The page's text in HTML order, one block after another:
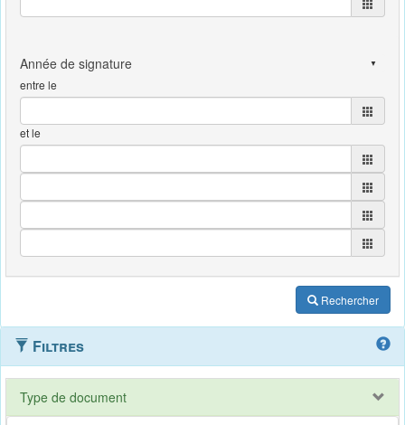
entre le
et le
Rechercher
Filtres
Type de document